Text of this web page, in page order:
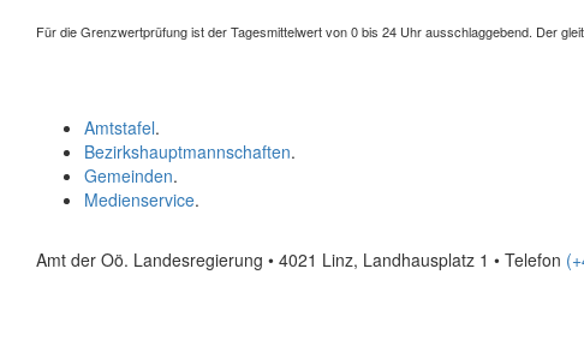
Für die Grenzwertprüfung ist der Tagesmittelwert von 0 bis 24 Uhr ausschlaggebend. Der
Amtstafel.
Bezirkshauptmannschaften.
Gemeinden.
Medienservice.
Amt der Oö. Landesregierung • 4021 Linz, Landhausplatz 1 • Telefon